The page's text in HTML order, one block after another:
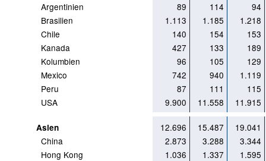
Argentinien
89 114
94
Brasilien
1.113 1.185
1.218
Chile
140 154
153
Kanada
427 133
189
Kolumbien
96 105
129
Mexico
742 940
1.119
Peru
87 111
115
USA
9.900 11.558 11.915
Asien 12.696 15.487
19.041
China
2.873 3.288
3.344
Hong Kong
1.036 1.337
1.595